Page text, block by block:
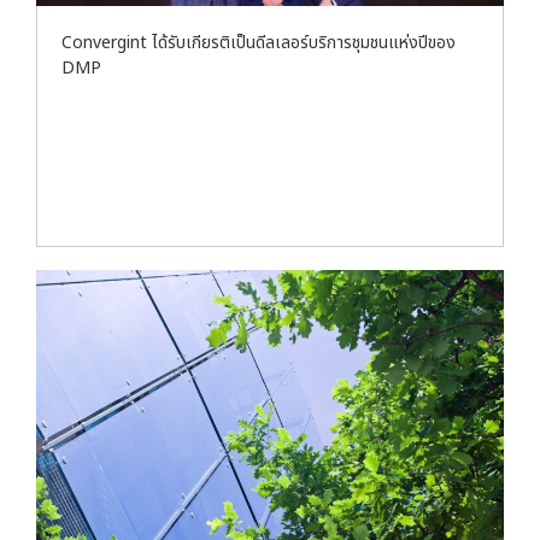
Convergint ได้รับเกียรติเป็นดีลเลอร์บริการชุมชนแห่งปีของ
DMP